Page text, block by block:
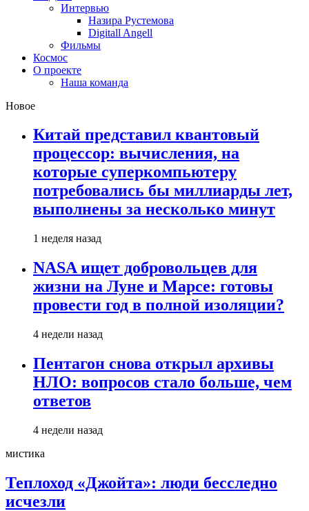
Интервью
Назира Рустемова
Digitall Angell
Фильмы
Космос
О проекте
Наша команда
Новое
Китай представил квантовый
процессор: вычисления, на
которые суперкомпьютеру
потребовались бы миллиарды лет,
выполнены за несколько минут
1 неделя назад
NASA ищет добровольцев для
жизни на Луне и Марсе: готовы
провести год в полной изоляции?
4 недели назад
Пентагон снова открыл архивы
НЛО: вопросов стало больше, чем
ответов
4 недели назад
мистика
Теплоход «Джойта»: люди бесследно
исчезли